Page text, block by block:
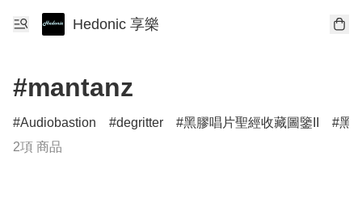
Hedonic 享樂
#mantanz
Audiobastion degritter 黑膠唱片聖經收藏圖鑒II
黑
2項 商品